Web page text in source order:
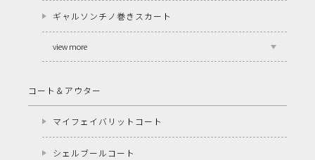
ギャルソンチノ巻きスカート
view more
コート＆アウター
マイフェイバリットコート
シェルブールコート